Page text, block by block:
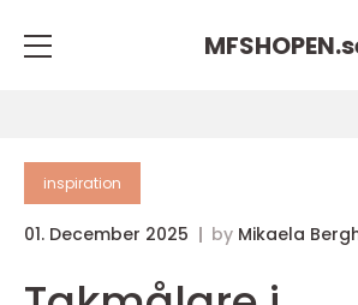
MFSHOPEN.
inspiration
01. December 2025 by Mikaela